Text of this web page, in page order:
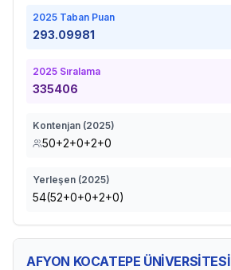
2025 Taban Puan
293.09981
2025 Sıralama
335406
Kontenjan (2025)
50+2+0+2+0
Yerleşen (2025)
54(52+0+0+2+0)
AFYON KOCATEPE ÜNİVERSİTESİ